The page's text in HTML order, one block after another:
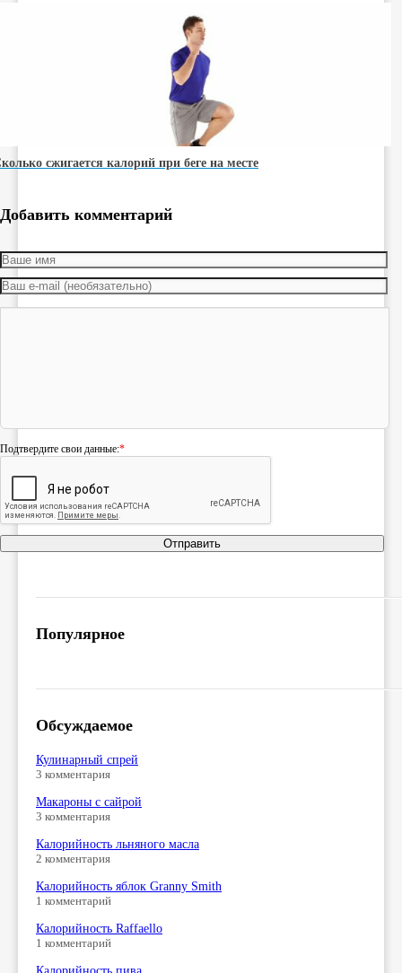
сжигается калорий при беге на месте
Добавить комментарий
Подтвердите свои данные:*
Отправить
Популярное
Обсуждаемое
Кулинарный спрей
3 комментария
Макароны с сайрой
3 комментария
Калорийность льняного масла
2 комментария
Калорийность яблок Granny Smith
1 комментарий
Калорийность Raffaello
1 комментарий